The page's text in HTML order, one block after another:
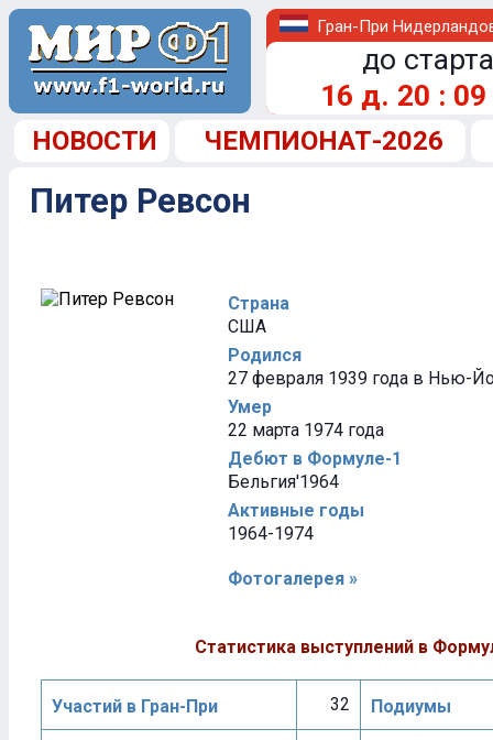
Гран-При
до
16 д. 20 : 09
НОВОСТИ ЧЕМПИОНАТ-2026
Питер Ревсон
Страна
США
Родился
27 февраля 1939 года в Нью-
Умер
22 марта 1974 года
Дебют в Формуле-1
Бельгия'1964
Активные годы
1964-1974
Фотогалерея »
Статистика выступлений в
Участий в Гран-При 32 Подиумы